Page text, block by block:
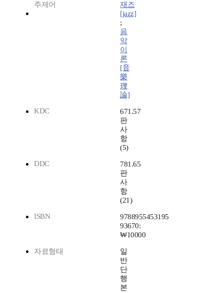
주제어
재즈
[jazz]
;
음
악
이
론
[音
樂
理
論]
KDC
671.57
판
사
항
(5)
DDC
781.65
판
사
항
(21)
ISBN
9788955453195
93670:
₩10000
자료형태
일
반
단
행
본